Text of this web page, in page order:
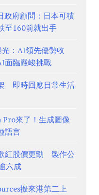
府顧問：日本可積
至160前就出手
：AI領先優勢收
臨嚴峻挑戰
即時回應日常生活
Pro來了！生成圖像
語言
紅股價更勁 製作公
六成
擬來港第二上